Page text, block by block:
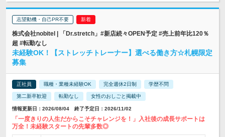
志望動機・自己PR不要
株式会社nobitel | 「Dr.stretch」#新店続々OPEN予定 #売上前年比120％
超 #転勤なし
未経験OK！【ストレッチトレーナー】選べる働き方☆札幌限定
募集
正社員 職種・業種未経験OK 完全週休2日制 学歴不問
第二新卒歓迎 転勤なし 女性のおしごと掲載中
情報更新日：2026/08/04 終了予定日：2026/11/02
「一度きりの人生だからこそチャレンジを！」入社後の成長サポートは
万全！未経験スタートの先輩多数◎